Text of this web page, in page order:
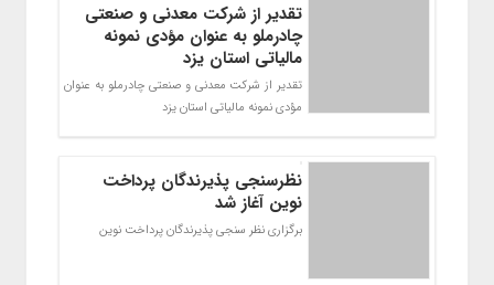
تقدیر از شرکت معدنی و صنعتی
چادرملو به عنوان مؤدی نمونه
مالیاتی استان یزد
تقدیر از شرکت معدنی و صنعتی چادرملو به عنوان
مؤدی نمونه مالیاتی استان یزد
نظرسنجی پذیرندگان پرداخت
نوین آغاز شد
برگزاری نظر سنجی پذیرندگان پرداخت نوین